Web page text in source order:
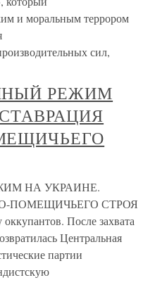
и моральным террором
сил,
РЕЖИМ
НА УКРАИНЕ.
ПОМЕЩИЧЬЕГО СТРОЯ
После захвата
Центральная
партии